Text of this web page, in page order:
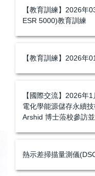
【教育訓練】2026年
ESR 5000)教育訓練
【教育訓練】2026年
【國際交流】2026年
電化學能源儲存永續
Arshid 博士蒞校參訪
熱示差掃描量測儀